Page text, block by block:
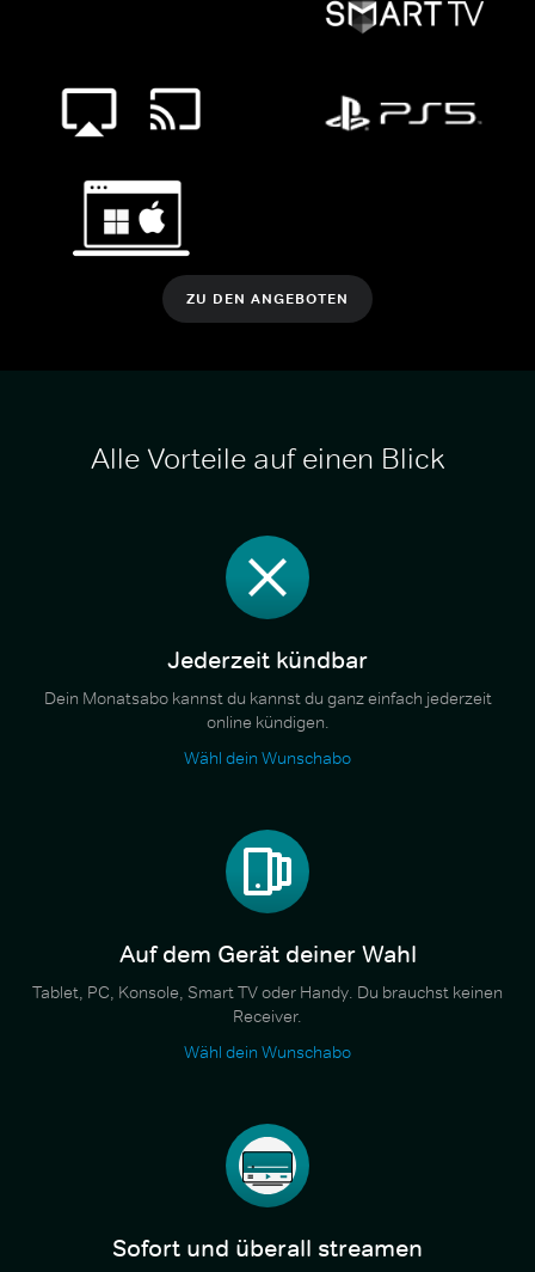
ZU DEN ANGEBOTEN
Alle Vorteile auf einen Blick
Jederzeit kündbar
Dein Monatsabo kannst du kannst du ganz einfach jederzeit
online kündigen.
Wähl dein Wunschabo
Auf dem Gerät deiner Wahl
Tablet, PC, Konsole, Smart TV oder Handy. Du brauchst keinen
Receiver.
Wähl dein Wunschabo
Sofort und überall streamen